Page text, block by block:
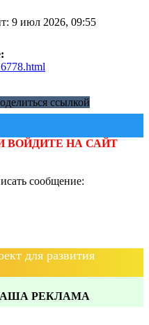
9 июл 2026, 09:55
ссылкой
ВОЙДИТЕ НА САЙТ
сообщение:
для развития
РЕКЛАМА